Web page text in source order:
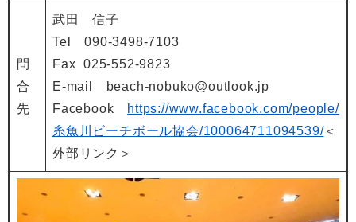
問
合
先
武田 信子
Tel 090-3498-7103
​Fax 025-552-9823
​E-mail beach-nobuko@outlook.jp
Facebook
https://www.facebook.com/people/
糸魚川ビーチボール協会/100064711094539/＜
外部リンク＞